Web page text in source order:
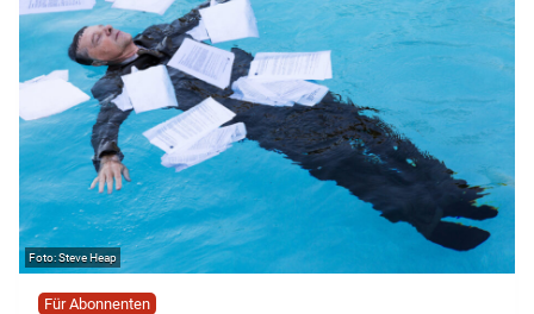
Steve Heap
Für Abonnenten